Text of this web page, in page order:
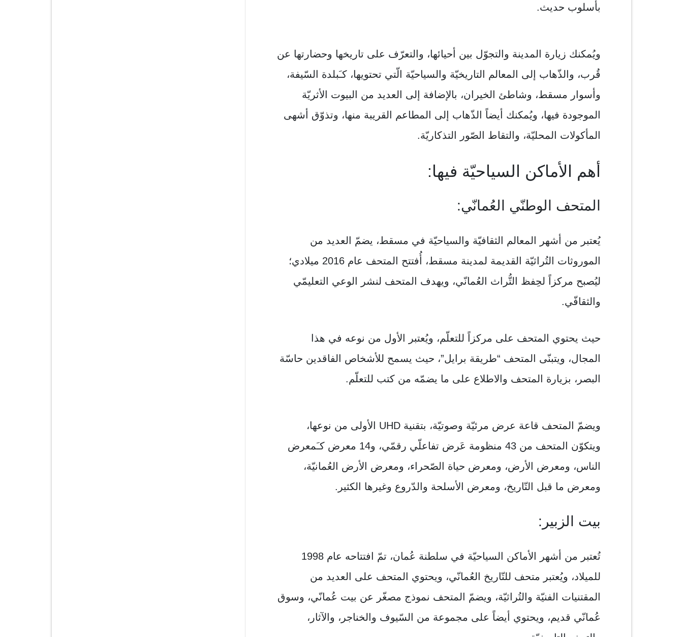
بأسلوب حديث.
ويُمكنك زيارة المدينة والتجوّل بين أحيائها، والتعرّف علی تاريخها وحضارتها عن
قُرب، والذّهاب إلی المعالم التاريخيّة والسياحيّة الّتي تحتويها، كـَبلدة السّيفة،
وأسوار مسقط، وشاطئ الخيران، بالإضافة إلی العديد من البيوت الأثريّة
الموجودة فيها، ويُمكنك أيضاً الذّهاب إلی المطاعم القريبة منها، وتذوّق أشهی
المأكولات المحليّة، والتقاط الصّور التذكاريّة.
أهم الأماكن السياحيّة فيها:
المتحف الوطنّي العُمانّي:
يُعتبر من أشهر المعالم الثقافيّة والسياحيّة في مسقط، يضمّ العديد من
الموروثات التُراثيّة القديمة لمدينة مسقط، أُفتتح المتحف عام 2016 ميلادي؛
ليُصبح مركزاً لحِفظ التُّراث العُمانّي، ويهدف المتحف لنشر الوعي التعليمّي
والثقافّي.
حيث يحتوي المتحف علی مركزاً للتعلّم، ويُعتبر الأول من نوعه في هذا
المجال، ويتبنّی المتحف “طريقة برايل”، حيث يسمح للأشخاص الفاقدين حاسّة
البصر، بزيارة المتحف والاطلاع علی ما يضمّه من كتب للتعلّم.
ويضمّ المتحف قاعة عرض مرئيّة وصوتيّة، بتقنية UHD الأولی من نوعها،
ويتكوّن المتحف من 43 منظومة عَرض تفاعلّي رقمّي، و14 معرض كـَمعرض
الناس، ومعرض الأرض، ومعرض حياة الصّحراء، ومعرض الأرض العُمانيّة،
ومعرض ما قبل التّاريخ، ومعرض الأسلحة والدّروع وغيرها الكثير.
بيت الزبير:
تُعتبر من أشهر الأماكن السياحيّة في سلطنة عُمان، تمّ افتتاحه عام 1998
للميلاد، ويُعتبر متحف للتّاريخ العُمانّي، ويحتوي المتحف علی العديد من
المقتنيات الفنيّة والتُراثيّة، ويضمّ المتحف نموذج مصغّر عن بيت عُمانّي، وسوق
عُمانّي قديم، ويحتوي أيضاً علی مجموعة من السّيوف والخناجر، والآثار،